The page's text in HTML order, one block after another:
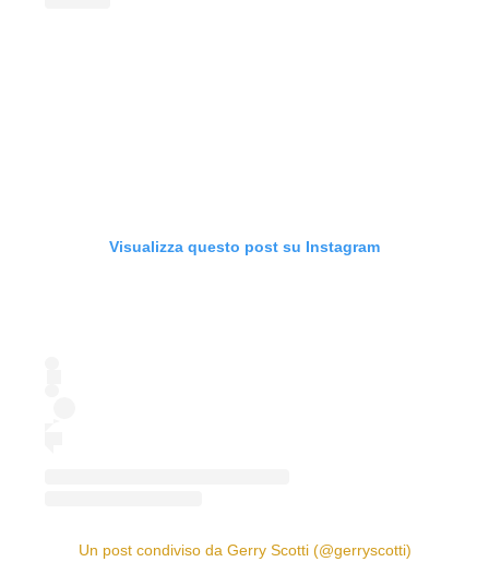
Visualizza questo post su Instagram
Un post condiviso da Gerry Scotti (@gerryscotti)